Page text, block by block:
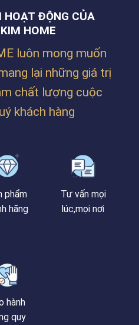
SIÊU
ẤM
CÚNG
CỦA
CHỊ
TẠI
BÁ
VÀNH
HOẠT ĐỘNG CỦA
HOME
luôn mong muốn
lại những giá trị
chất lượng cuộc
khách hàng
phẩm
hãng
Tư vấn mọi
lúc,mọi nơi
hành
quy